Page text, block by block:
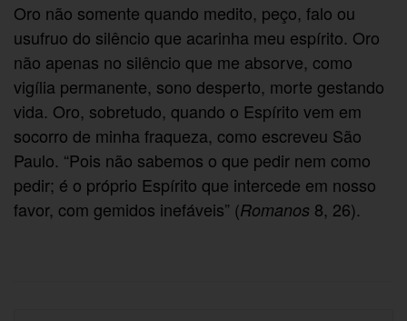
Oro não somente quando medito, peço, falo ou
usufruo do silêncio que acarinha meu espírito. Oro
não apenas no silêncio que me absorve, como
vigília permanente, sono desperto, morte gestando
vida. Oro, sobretudo, quando o Espírito vem em
socorro de minha fraqueza, como escreveu São
Paulo. “Pois não sabemos o que pedir nem como
pedir; é o próprio Espírito que intercede em nosso
favor, com gemidos inefáveis” (Romanos 8, 26).